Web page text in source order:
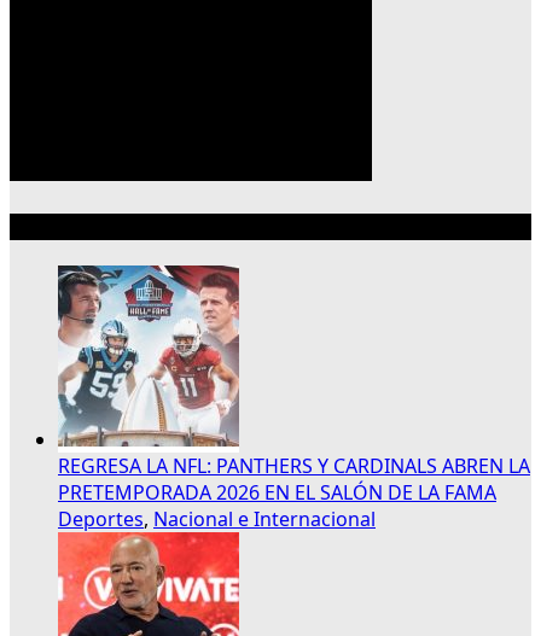
REGRESA LA NFL: PANTHERS Y CARDINALS ABREN LA
PRETEMPORADA 2026 EN EL SALÓN DE LA FAMA
Deportes, Nacional e Internacional